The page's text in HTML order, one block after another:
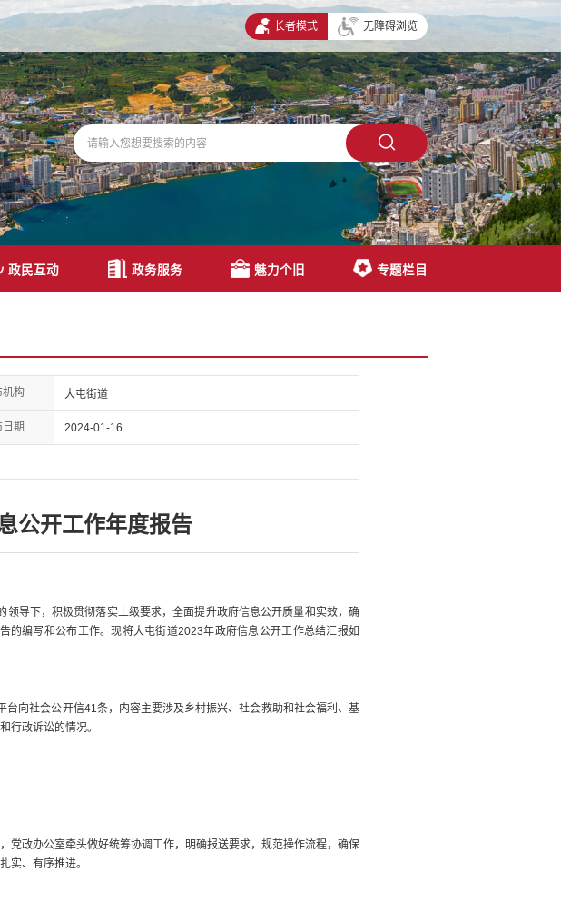
长者模式 无障碍浏览
政民互动 政务服务 魅力个旧 专题栏目
机构 大屯街道
日期 2024-01-16
公开工作年度报告
导下，积极贯彻落实上级要求，全面提升政府信息公开质量和实效，确
编写和公布工作。现将大屯街道2023年政府信息公开工作总结汇报如
向社会公开信41条，内容主要涉及乡村振兴、社会救助和社会福利、基
行政诉讼的情况。
政办公室牵头做好统筹协调工作，明确报送要求，规范操作流程，确保
实、有序推进。